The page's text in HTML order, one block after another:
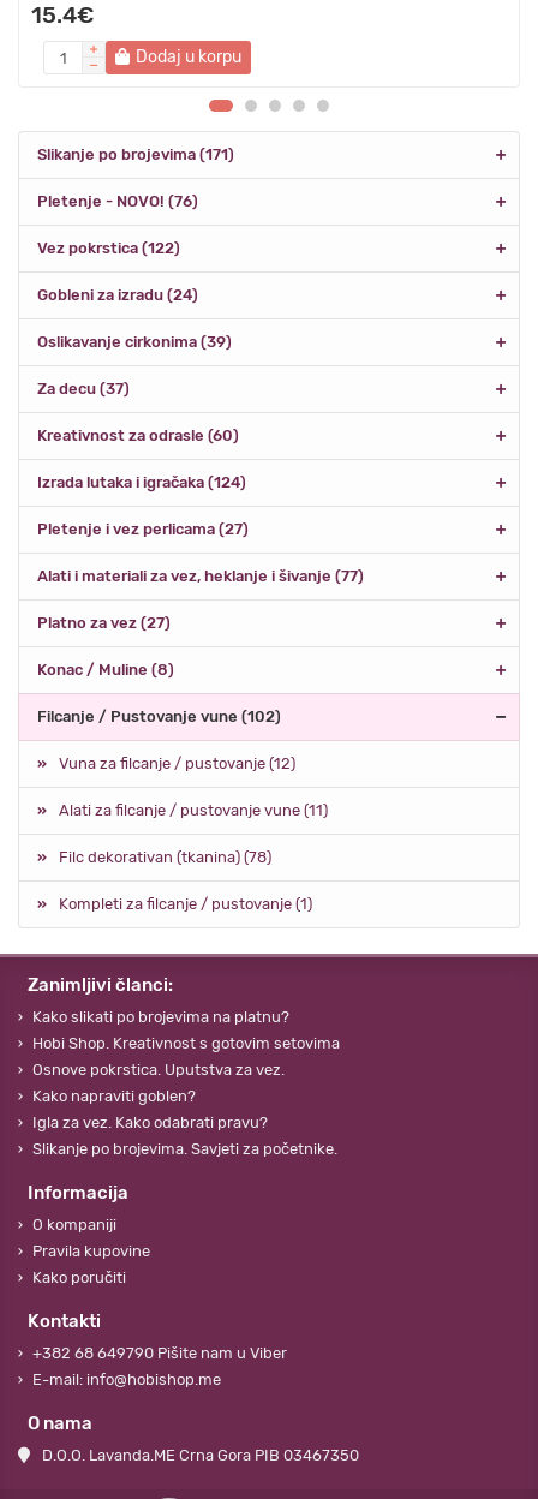
15.4€
Dodaj u korpu
Slikanje po brojevima (171)
Pletenje - NOVO! (76)
Vez pokrstica (122)
Gobleni za izradu (24)
Oslikavanje cirkonima (39)
Za decu (37)
Kreativnost za odrasle (60)
Izrada lutaka i igračaka (124)
Pletenje i vez perlicama (27)
Alati i materiali za vez, heklanje i šivanje (77)
Platno za vez (27)
Konac / Muline (8)
Filcanje / Pustovanje vune (102)
Vuna za filcanje / pustovanje (12)
Alati za filcanje / pustovanje vune (11)
Filc dekorativan (tkanina) (78)
Kompleti za filcanje / pustovanje (1)
Zanimljivi članci:
Kako slikati po brojevima na platnu?
Hobi Shop. Kreativnost s gotovim setovima
Osnove pokrstica. Uputstva za vez.
Kako napraviti goblen?
Igla za vez. Kako odabrati pravu?
Slikanje po brojevima. Savjeti za početnike.
Informacija
O kompaniji
Pravila kupovine
Kako poručiti
Kontakti
+382 68 649790 Pišite nam u Viber
E-mail: info@hobishop.me
O nama
D.O.O. Lavanda.ME Crna Gora PIB 03467350